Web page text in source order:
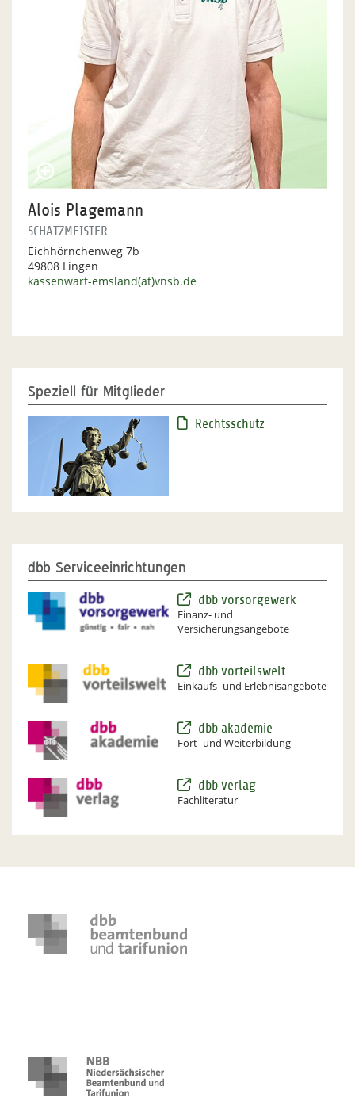
Alois Plagemann
SCHATZMEISTER
Eichhörnchenweg 7b
49808 Lingen
kassenwart-emsland(at)vnsb.de
Speziell für Mitglieder
Rechtsschutz
dbb Serviceeinrichtungen
dbb vorsorgewerk
Finanz- und
Versicherungsangebote
dbb vorteilswelt
Einkaufs- und Erlebnisangebote
dbb akademie
Fort- und Weiterbildung
dbb verlag
Fachliteratur